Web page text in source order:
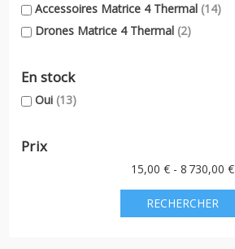
Accessoires Matrice 4 Thermal (14)
Drones Matrice 4 Thermal (2)
En stock
Oui (13)
Prix
15,00 € - 8 730,00 €